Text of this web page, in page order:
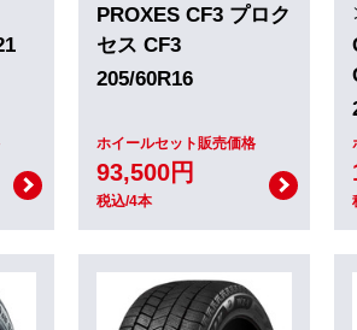
PROXES CF3 プロク
セス CF3
205/60R16
ホイールセット販売価格
93,500円
税込/4本